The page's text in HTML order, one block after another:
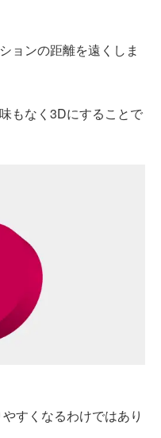
ョンの距離を遠くしま
もなく3Dにすることで
すくなるわけではあり